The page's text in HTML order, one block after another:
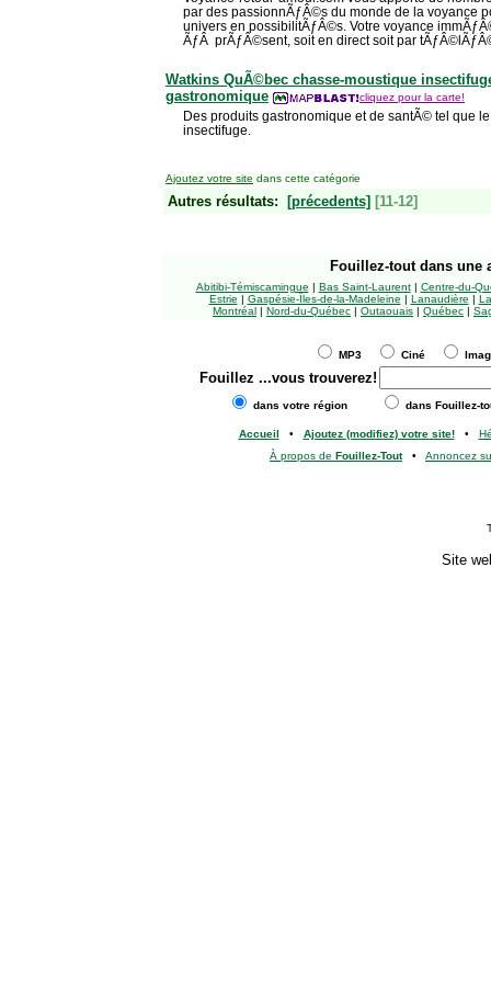
par des passionnÃƒÂ©s du monde de la voyance
univers en possibilitÃƒÂ©s. Votre voyance
ÃƒÂ prÃƒÂ©sent, soit en direct soit par
Watkins QuÃ©bec chasse-moustique
gastronomique
cliquez pour la carte!
Des produits gastronomique et de santÃ© tel que
insectifuge.
Ajoutez votre site dans cette catégorie
Autres résultats: [précedents] [11-12]
Fouillez-tout dans une
Abitibi-Témiscamingue | Bas Saint-Laurent| Centre-du-
Estrie | Gaspésie-Îles-de-la-Madeleine | Lanaudière |
Montréal | Nord-du-Québec | Outaouais | Québec |
MP3 Ciné
Fouillez ...vous trouverez!
dans votre région dans Fouillez-
Accueil • Ajoutez (modifiez) votre site!•
À propos de Fouillez-Tout• Annoncez
Site